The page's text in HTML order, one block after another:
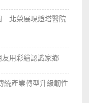
北榮展現燈塔醫院
用彩繪認識家鄉
統產業轉型升級韌性